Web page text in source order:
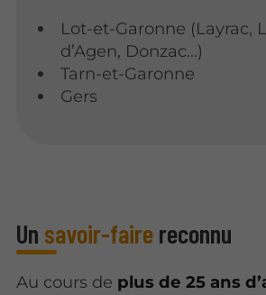
Lot-et-Garonne (Layrac,
d’Agen, Donzac...)
Tarn-et-Garonne
Gers
Un savoir-faire reconnu
Au cours de plus de 25 ans